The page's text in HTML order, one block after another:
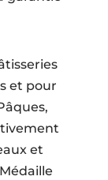
et pour
et